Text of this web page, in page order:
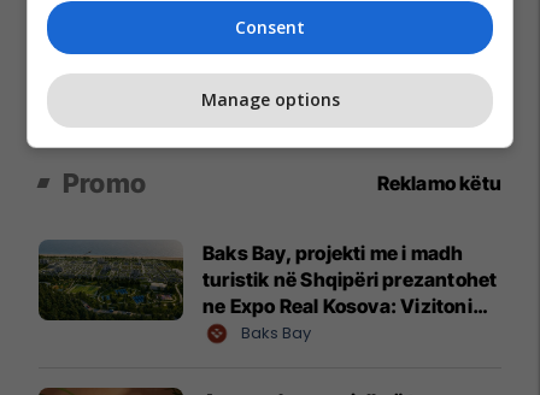
Promo Reklamo këtu
Baks Bay, projekti me i madh
turistik në Shqipëri prezantohet
ne Expo Real Kosova: Vizitoni
shtandin dhe zbuloni
Baks Bay
Consent
Manage options